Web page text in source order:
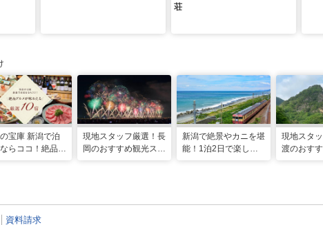
荘
宝庫 新潟で泊
らココ！絶品グ
現地スタッフ厳選！長
岡のおすすめ観光スポ
新潟で絶景やカニを堪
能！1泊2日で楽しむ
現地スタ
渡のおす
資料請求